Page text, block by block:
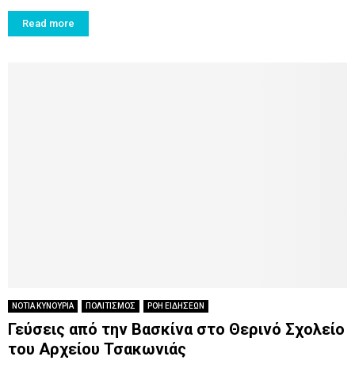
Read more
ΝΟΤΙΑ ΚΥΝΟΥΡΙΑ ΠΟΛΙΤΙΣΜΟΣ ΡΟΗ ΕΙΔΗΣΕΩΝ
Γεύσεις από την Βασκίνα στο Θερινό Σχολείο
του Αρχείου Τσακωνιάς